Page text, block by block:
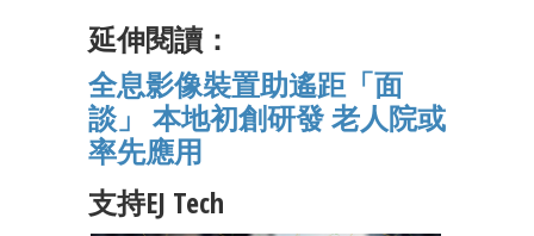
延伸閱讀：
全息影像裝置助遙距「面
談」 本地初創研發 老人院或
率先應用
支持EJ Tech